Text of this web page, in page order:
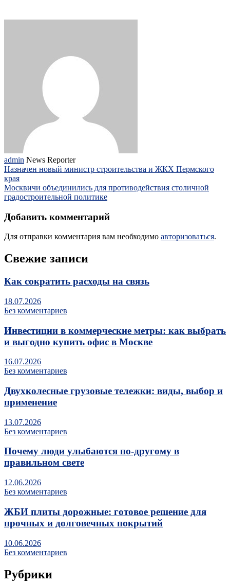
admin News Reporter
Назначен новый министр строительства и ЖКХ Пермского
края
Москвичи объединились для противодействия столичной
градостроительной политике
Добавить комментарий
Для отправки комментария вам необходимо авторизоваться.
Свежие записи
Как сократить расходы на связь
18.07.2026
Без комментариев
Инвестиции в коммерческие метры: как выбрать
и выгодно купить офис в Москве
16.07.2026
Без комментариев
Двухколесные грузовые тележки: виды, выбор и
применение
13.07.2026
Без комментариев
Почему люди улыбаются по‑другому в
правильном свете
12.06.2026
Без комментариев
ЖБИ плиты дорожные: готовое решение для
прочных и долговечных покрытий
10.06.2026
Без комментариев
Рубрики